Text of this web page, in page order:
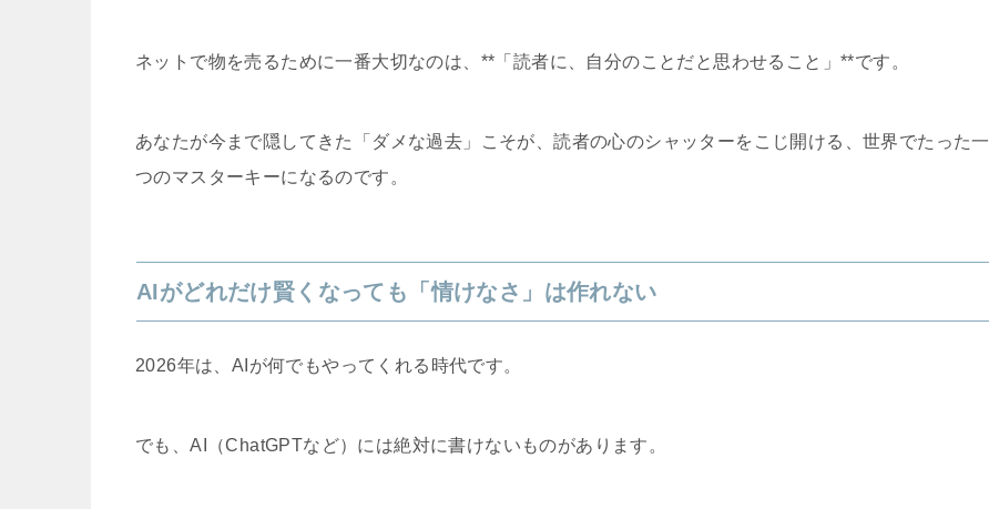
ネットで物を売るために一番大切なのは、**「読者に、自分のことだと思わせること」**です。
あなたが今まで隠してきた「ダメな過去」こそが、読者の心のシャッターをこじ開ける、世界でたった一
つのマスターキーになるのです。
AIがどれだけ賢くなっても「情けなさ」は作れない
2026年は、AIが何でもやってくれる時代です。
でも、AI（ChatGPTなど）には絶対に書けないものがあります。